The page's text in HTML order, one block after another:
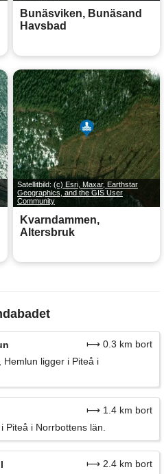
Bunäsviken, Bunäsand
Havsbad
Satellitbild:(c) Esri, Maxar, Earthstar
Geographics, and the GIS User
Community
Kvarndammen,
Altersbruk
⟼ 0.3 km bort
Hemlun ligger i Piteå i
⟼ 1.4 km bort
Piteå i Norrbottens län.
⟼ 2.4 km bort